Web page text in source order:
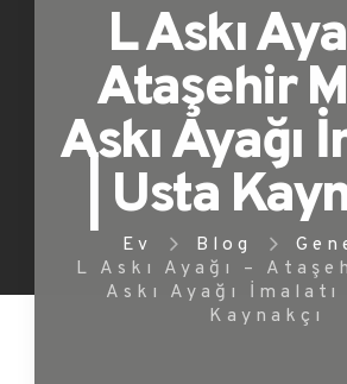
L Askı
Ataşehir
Askı Ayağı
| Usta
Ev Blog
L Askı Ayağı –
Askı Ayağı
Kaynakçı